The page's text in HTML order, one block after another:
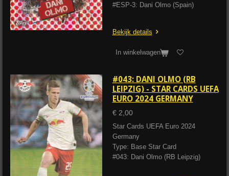
#ESP-3: Dani Olmo (Spain)
Bekijk details
In winkelwagen
#043: DANI OLMO (RB
LEIPZIG) - STAR CARDS UEFA
EURO 2024 GERMANY
€ 2,00
Star Cards UEFA Euro 2024
Germany
Type: Base Star Card
#043: Dani Olmo (RB Leipzig)